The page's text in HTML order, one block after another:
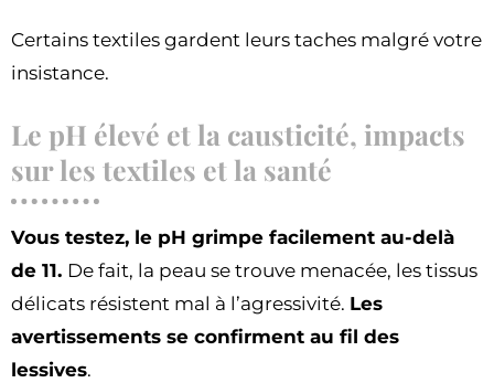
Certains textiles gardent leurs taches malgré votre
insistance.
Le pH élevé et la causticité, impacts
sur les textiles et la santé
Vous testez, le pH grimpe facilement au-delà
de 11. De fait, la peau se trouve menacée, les tissus
délicats résistent mal à l’agressivité. Les
avertissements se confirment au fil des
lessives.